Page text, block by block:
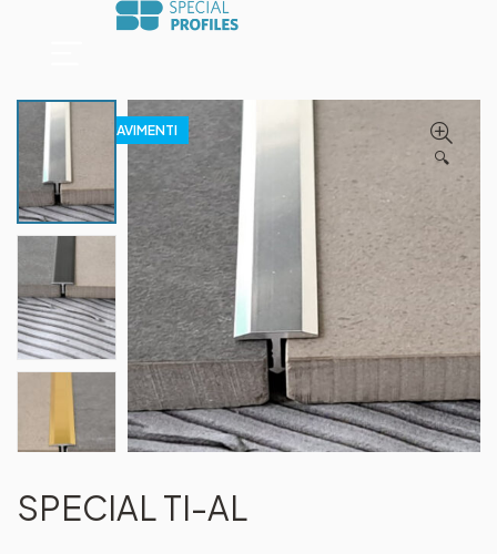
🔍
SPECIAL TI-AL
PROFILI PER PAVIMENTI